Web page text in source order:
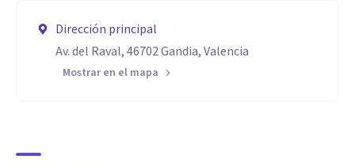
Dirección principal
Av. del Raval, 46702 Gandia, Valencia
Mostrar en el mapa